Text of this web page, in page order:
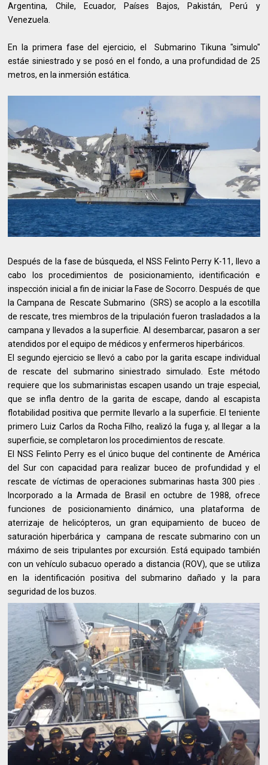
Argentina, Chile, Ecuador, Países Bajos, Pakistán, Perú y
Venezuela.
En la primera fase del ejercicio, el Submarino Tikuna "simulo"
estáe siniestrado y se posó en el fondo, a una profundidad de 25
metros, en la inmersión estática.
Después de la fase de búsqueda, el NSS Felinto Perry K-11, llevo a
cabo los procedimientos de posicionamiento, identificación e
inspección inicial a fin de iniciar la Fase de Socorro. Después de que
la Campana de Rescate Submarino (SRS) se acoplo a la escotilla
de rescate, tres miembros de la tripulación fueron trasladados a la
campana y llevados a la superficie. Al desembarcar, pasaron a ser
atendidos por el equipo de médicos y enfermeros hiperbáricos.
El segundo ejercicio se llevó a cabo por la garita escape individual
de rescate del submarino siniestrado simulado. Este método
requiere que los submarinistas escapen usando un traje especial,
que se infla dentro de la garita de escape, dando al escapista
flotabilidad positiva que permite llevarlo a la superficie. El teniente
primero Luiz Carlos da Rocha Filho, realizó la fuga y, al llegar a la
superficie, se completaron los procedimientos de rescate.
El NSS Felinto Perry es el único buque del continente de América
del Sur con capacidad para realizar buceo de profundidad y el
rescate de víctimas de operaciones submarinas hasta 300 pies .
Incorporado a la Armada de Brasil en octubre de 1988, ofrece
funciones de posicionamiento dinámico, una plataforma de
aterrizaje de helicópteros, un gran equipamiento de buceo de
saturación hiperbárica y campana de rescate submarino con un
máximo de seis tripulantes por excursión. Está equipado también
con un vehículo subacuo operado a distancia (ROV), que se utiliza
en la identificación positiva del submarino dañado y la para
seguridad de los buzos.